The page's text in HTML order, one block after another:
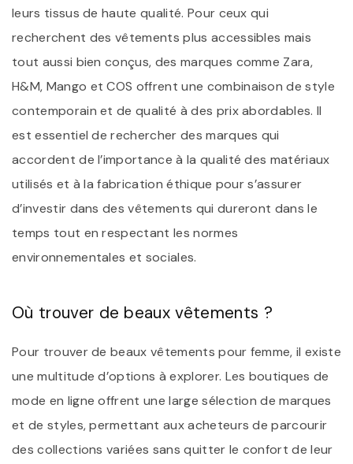
leurs tissus de haute qualité. Pour ceux qui
recherchent des vêtements plus accessibles mais
tout aussi bien conçus, des marques comme Zara,
H&M, Mango et COS offrent une combinaison de style
contemporain et de qualité à des prix abordables. Il
est essentiel de rechercher des marques qui
accordent de l’importance à la qualité des matériaux
utilisés et à la fabrication éthique pour s’assurer
d’investir dans des vêtements qui dureront dans le
temps tout en respectant les normes
environnementales et sociales.
Où trouver de beaux vêtements ?
Pour trouver de beaux vêtements pour femme, il existe
une multitude d’options à explorer. Les boutiques de
mode en ligne offrent une large sélection de marques
et de styles, permettant aux acheteurs de parcourir
des collections variées sans quitter le confort de leur